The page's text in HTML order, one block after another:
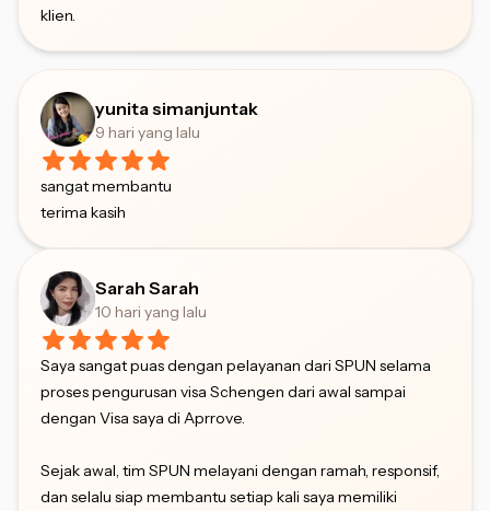
klien.
yunita simanjuntak
9 hari yang lalu
sangat membantu
terima kasih
Sarah Sarah
10 hari yang lalu
Saya sangat puas dengan pelayanan dari SPUN selama
proses pengurusan visa Schengen dari awal sampai
dengan Visa saya di Aprrove.
Sejak awal, tim SPUN melayani dengan ramah, responsif,
dan selalu siap membantu setiap kali saya memiliki